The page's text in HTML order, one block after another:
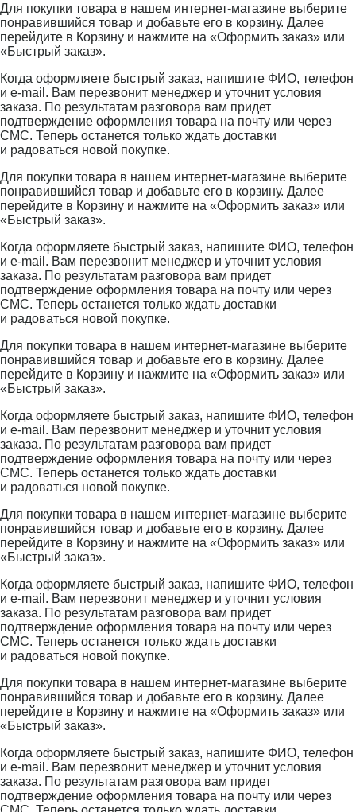
Для покупки товара в нашем интернет-магазине выберите
понравившийся товар и добавьте его в корзину. Далее
перейдите в Корзину и нажмите на «Оформить заказ» или
«Быстрый заказ».
Когда оформляете быстрый заказ, напишите ФИО, телефон
и e-mail. Вам перезвонит менеджер и уточнит условия
заказа. По результатам разговора вам придет
подтверждение оформления товара на почту или через
СМС. Теперь останется только ждать доставки
и радоваться новой покупке.
Для покупки товара в нашем интернет-магазине выберите
понравившийся товар и добавьте его в корзину. Далее
перейдите в Корзину и нажмите на «Оформить заказ» или
«Быстрый заказ».
Когда оформляете быстрый заказ, напишите ФИО, телефон
и e-mail. Вам перезвонит менеджер и уточнит условия
заказа. По результатам разговора вам придет
подтверждение оформления товара на почту или через
СМС. Теперь останется только ждать доставки
и радоваться новой покупке.
Для покупки товара в нашем интернет-магазине выберите
понравившийся товар и добавьте его в корзину. Далее
перейдите в Корзину и нажмите на «Оформить заказ» или
«Быстрый заказ».
Когда оформляете быстрый заказ, напишите ФИО, телефон
и e-mail. Вам перезвонит менеджер и уточнит условия
заказа. По результатам разговора вам придет
подтверждение оформления товара на почту или через
СМС. Теперь останется только ждать доставки
и радоваться новой покупке.
Для покупки товара в нашем интернет-магазине выберите
понравившийся товар и добавьте его в корзину. Далее
перейдите в Корзину и нажмите на «Оформить заказ» или
«Быстрый заказ».
Когда оформляете быстрый заказ, напишите ФИО, телефон
и e-mail. Вам перезвонит менеджер и уточнит условия
заказа. По результатам разговора вам придет
подтверждение оформления товара на почту или через
СМС. Теперь останется только ждать доставки
и радоваться новой покупке.
Для покупки товара в нашем интернет-магазине выберите
понравившийся товар и добавьте его в корзину. Далее
перейдите в Корзину и нажмите на «Оформить заказ» или
«Быстрый заказ».
Когда оформляете быстрый заказ, напишите ФИО, телефон
и e-mail. Вам перезвонит менеджер и уточнит условия
заказа. По результатам разговора вам придет
подтверждение оформления товара на почту или через